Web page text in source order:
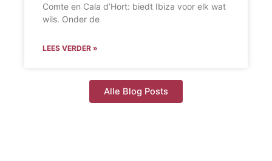
Comte en Cala d’Hort: biedt Ibiza voor elk wat
wils. Onder de
LEES VERDER »
Alle Blog Posts